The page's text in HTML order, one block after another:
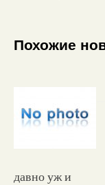
Похожие
давно уж и